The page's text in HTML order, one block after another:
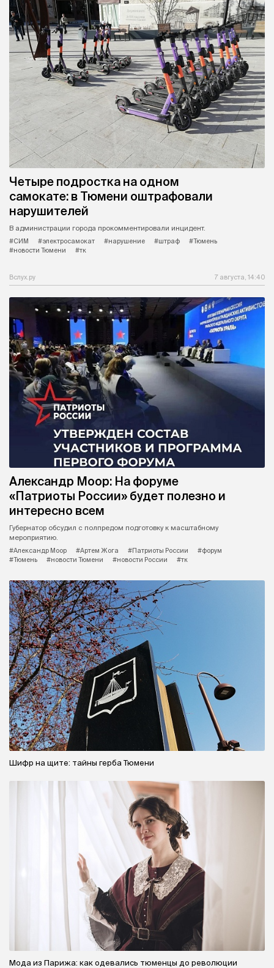
Четыре подростка на одном
самокате: в Тюмени оштрафовали
нарушителей
В администрации города прокомментировали инцидент.
#СИМ
#электросамокат #нарушение #штраф
#Тюмень
#новости Тюмени
#тк
Вслух.ру 7 августа, 14:40
Александр Моор: На форуме
«Патриоты России» будет полезно и
интересно всем
Губернатор обсудил с полпредом подготовку к масштабному
мероприятию.
#Александр Моор
#Артем Жога #Патриоты России
#форум
#Тюмень
#новости Тюмени #новости России #тк
Шифр на щите: тайны герба Тюмени
Мода из Парижа: как одевались тюменцы до революции